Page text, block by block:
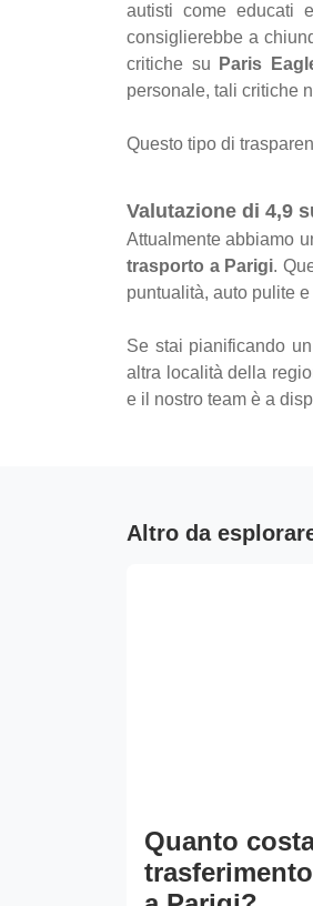
autisti come educati
consiglierebbe a
critiche su
Paris
personale, tali critiche
Questo tipo di
Valutazione di 4,9
Attualmente abbiamo
trasporto a Parigi.
puntualità, auto pulite
Se stai pianificando
altra località della
e il nostro team è a
Altro da
Quanto